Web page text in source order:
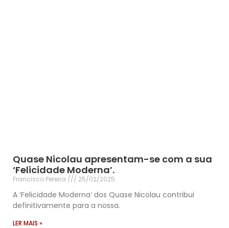
Quase Nicolau apresentam-se com a sua
‘Felicidade Moderna’.
Francisco Pereira 25/02/2025
A ‘Felicidade Moderna’ dos Quase Nicolau contribui
definitivamente para a nossa.
LER MAIS »